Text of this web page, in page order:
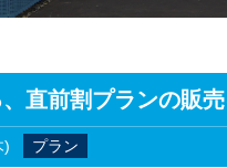
直前割プランの販
) プラン